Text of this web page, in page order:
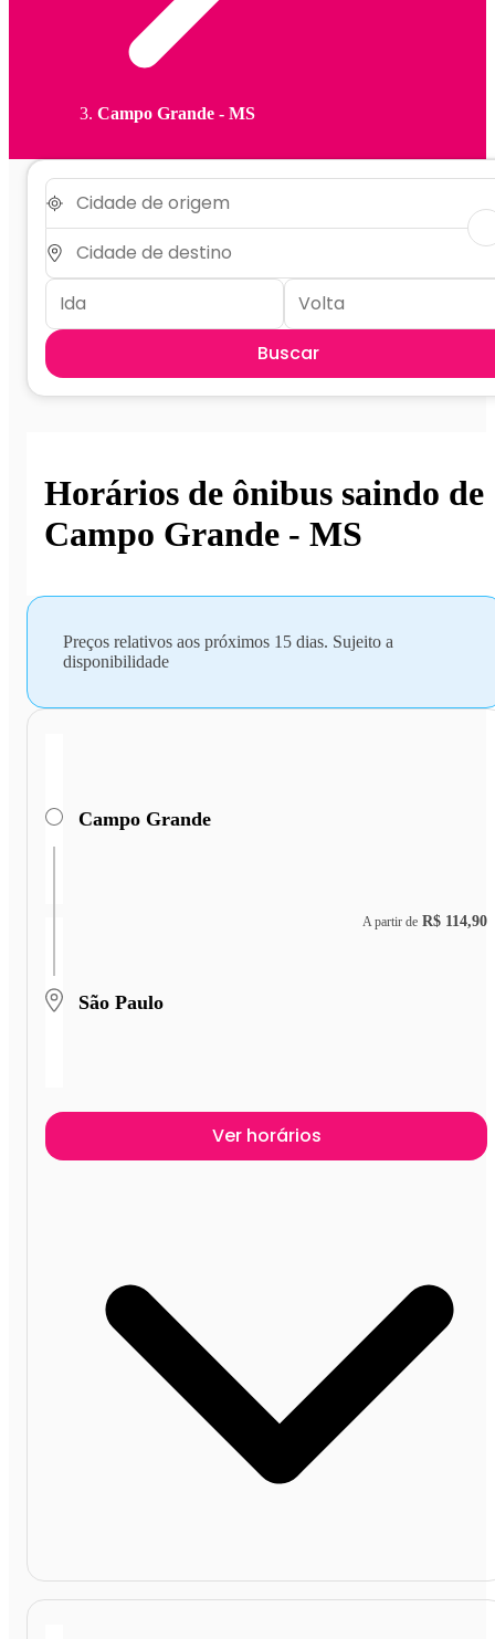
Campo Grande - MS
Buscar
Horários de ônibus saindo de
Campo Grande - MS
Preços relativos aos próximos 15 dias. Sujeito a
disponibilidade
Campo Grande
São Paulo
A partir de R$ 114,90
Ver horários